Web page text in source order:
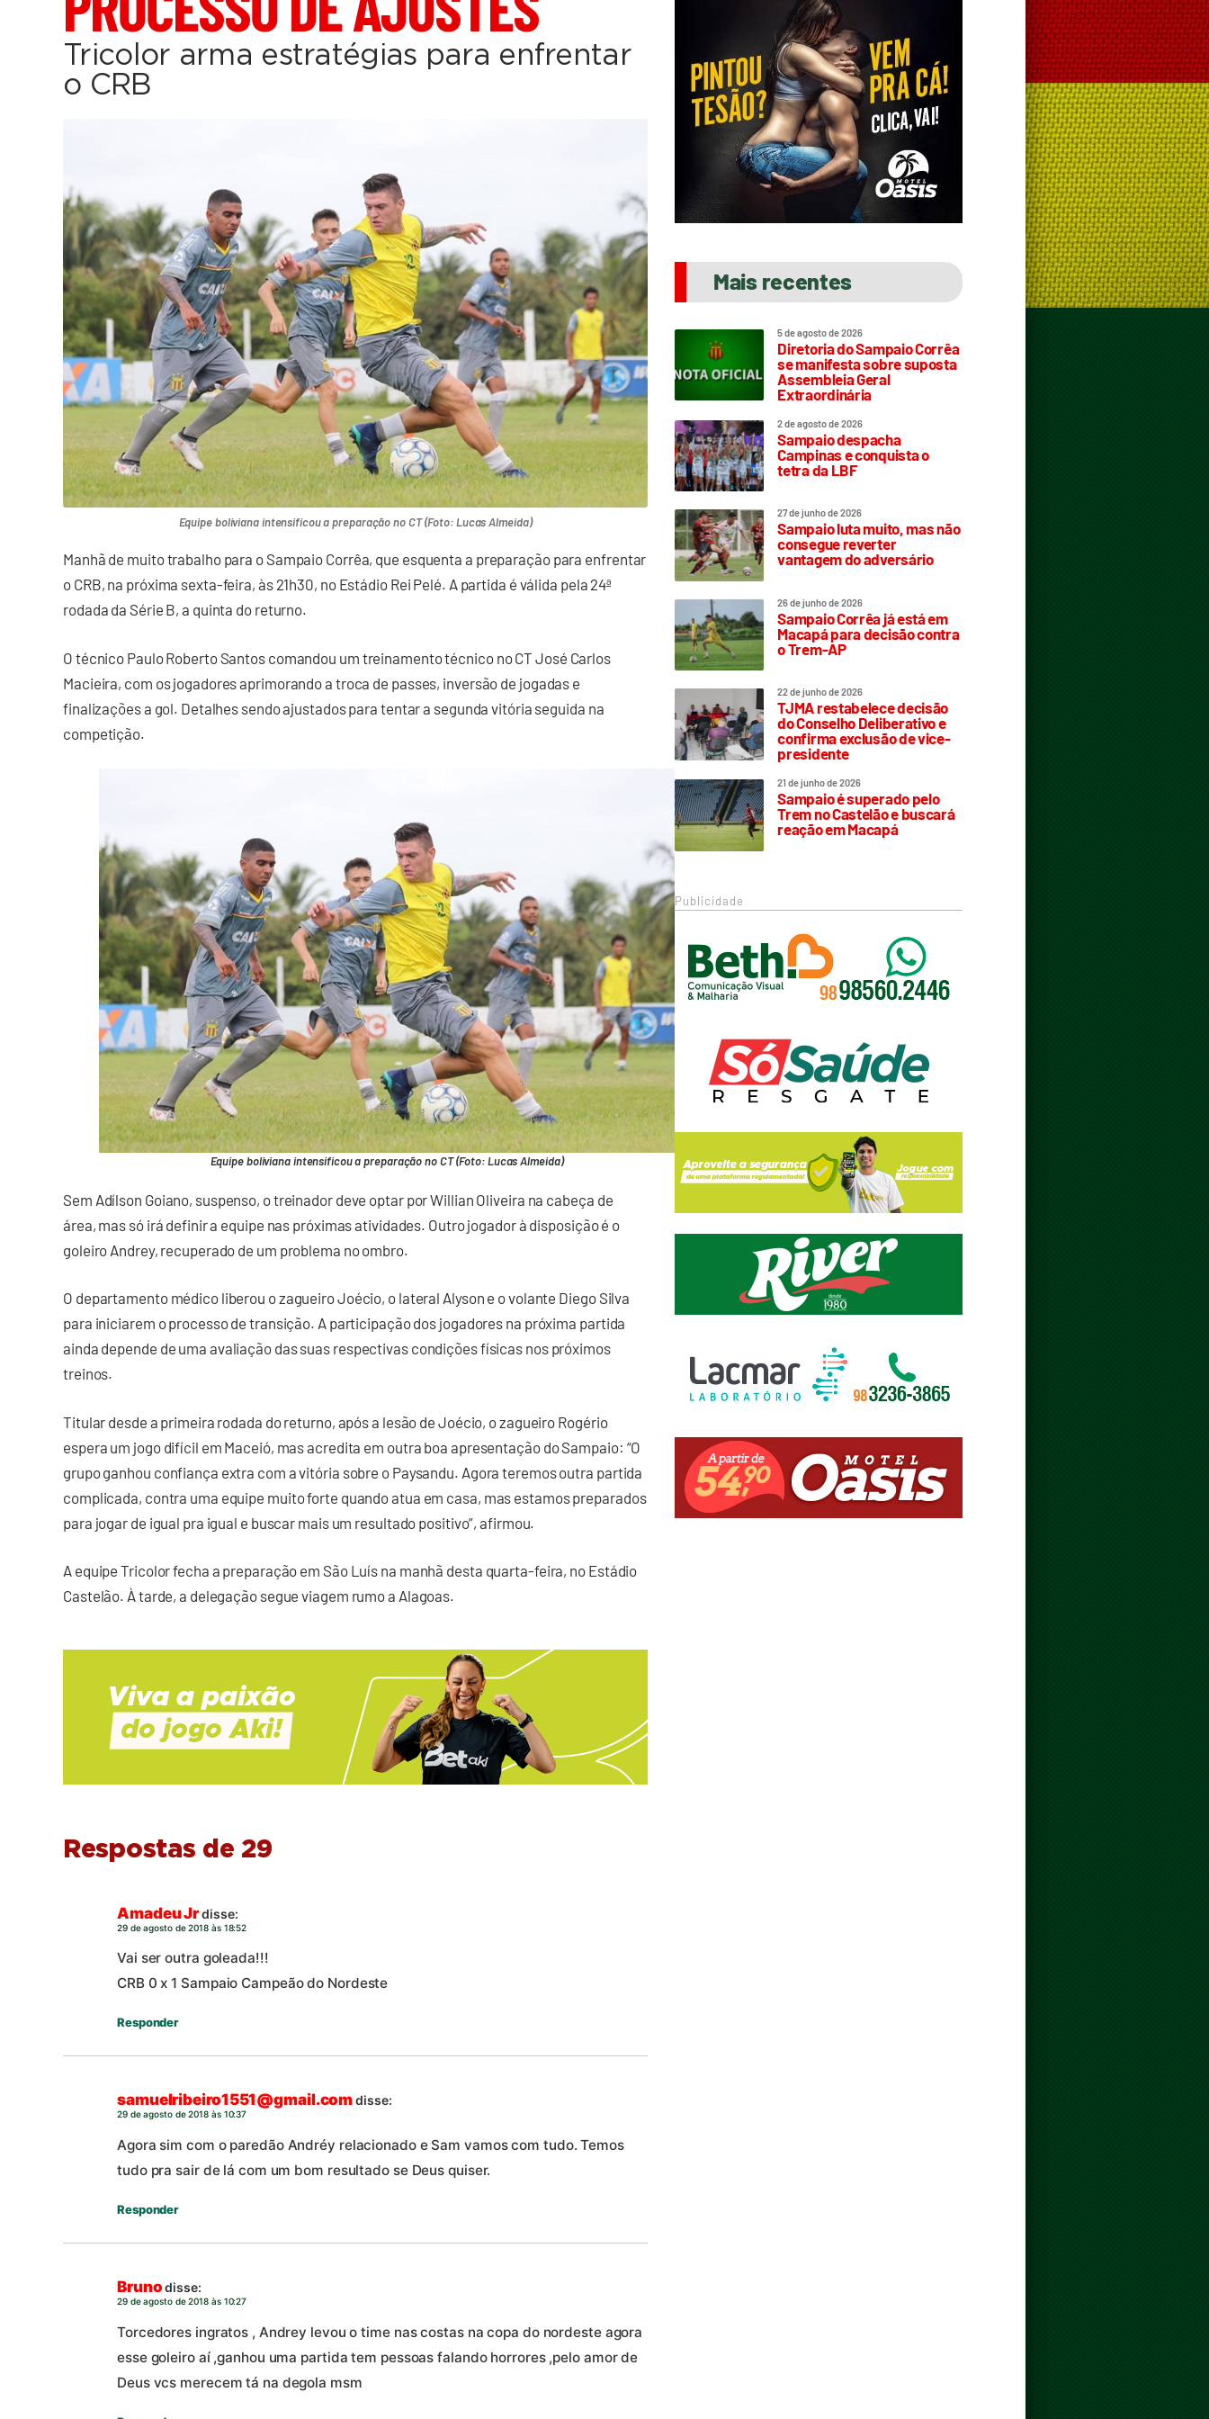
Tricolor arma estratégias para enfrentar
o CRB
Equipe boliviana intensificou a preparação no CT (Foto: Lucas Almeida)
Manhã de muito trabalho para o Sampaio Corrêa, que esquenta a preparação para enfrentar
o CRB, na próxima sexta-feira, às 21h30, no Estádio Rei Pelé. A partida é válida pela 24ª
rodada da Série B, a quinta do returno.
O técnico Paulo Roberto Santos comandou um treinamento técnico no CT José Carlos
Macieira, com os jogadores aprimorando a troca de passes, inversão de jogadas e
finalizações a gol. Detalhes sendo ajustados para tentar a segunda vitória seguida na
competição.
Equipe boliviana intensificou a preparação no CT (Foto: Lucas Almeida)
Sem Adílson Goiano, suspenso, o treinador deve optar por Willian Oliveira na cabeça de
área, mas só irá definir a equipe nas próximas atividades. Outro jogador à disposição é o
goleiro Andrey, recuperado de um problema no ombro.
O departamento médico liberou o zagueiro Joécio, o lateral Alyson e o volante Diego Silva
para iniciarem o processo de transição. A participação dos jogadores na próxima partida
ainda depende de uma avaliação das suas respectivas condições físicas nos próximos
treinos.
Titular desde a primeira rodada do returno, após a lesão de Joécio, o zagueiro Rogério
espera um jogo difícil em Maceió, mas acredita em outra boa apresentação do Sampaio: “O
grupo ganhou confiança extra com a vitória sobre o Paysandu. Agora teremos outra partida
complicada, contra uma equipe muito forte quando atua em casa, mas estamos preparados
para jogar de igual pra igual e buscar mais um resultado positivo”, afirmou.
A equipe Tricolor fecha a preparação em São Luís na manhã desta quarta-feira, no Estádio
Castelão. À tarde, a delegação segue viagem rumo a Alagoas.
Respostas de 29
Amadeu Jrdisse:
29 de agosto de 2018 às 18:52
Vai ser outra goleada!!!
CRB 0 x 1 Sampaio Campeão do Nordeste
Responder
samuelribeiro1551@gmail.comdisse:
29 de agosto de 2018 às 10:37
Agora sim com o paredão Andréy relacionado e Sam vamos com tudo. Temos
tudo pra sair de lá com um bom resultado se Deus quiser.
Responder
Bruno disse:
29 de agosto de 2018 às 10:27
Torcedores ingratos , Andrey levou o time nas costas na copa do nordeste agora
esse goleiro aí ,ganhou uma partida tem pessoas falando horrores ,pelo amor de
Deus vcs merecem tá na degola msm
Mais recentes
5 de agosto de 2026
Diretoria do Sampaio Corrêa
se manifesta sobre suposta
Assembleia Geral
Extraordinária
2 de agosto de 2026
Sampaio despacha
Campinas e conquista o
tetra da LBF
27 de junho de 2026
Sampaio luta muito, mas não
consegue reverter
vantagem do adversário
26 de junho de 2026
Sampaio Corrêa já está em
Macapá para decisão contra
o Trem-AP
22 de junho de 2026
TJMA restabelece decisão
do Conselho Deliberativo e
confirma exclusão de vice-
presidente
21 de junho de 2026
Sampaio é superado pelo
Trem no Castelão e buscará
reação em Macapá
Publicidade